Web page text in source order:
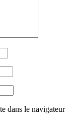
dans le navigateur